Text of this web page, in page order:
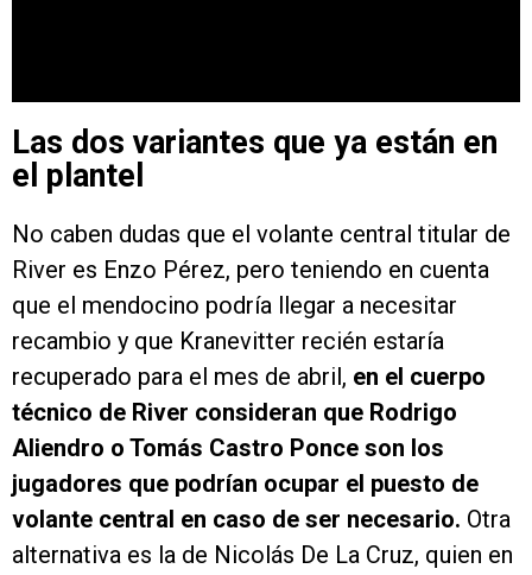
Las dos variantes que ya están en
el plantel
No caben dudas que el volante central titular de
River es Enzo Pérez, pero teniendo en cuenta
que el mendocino podría llegar a necesitar
recambio y que Kranevitter recién estaría
recuperado para el mes de abril, en el cuerpo
técnico de River consideran que Rodrigo
Aliendro o Tomás Castro Ponce son los
jugadores que podrían ocupar el puesto de
volante central en caso de ser necesario. Otra
alternativa es la de Nicolás De La Cruz, quien en